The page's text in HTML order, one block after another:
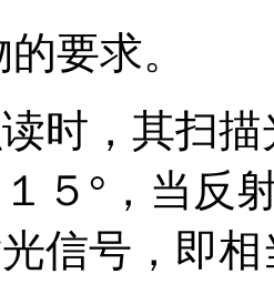
要求。
时，其扫
５°，当反
信号，即